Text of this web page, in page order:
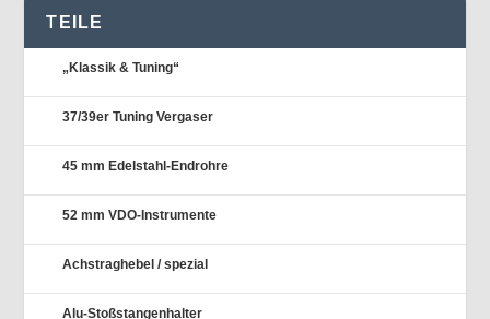
TEILE
„Klassik & Tuning“
37/39er Tuning Vergaser
45 mm Edelstahl-Endrohre
52 mm VDO-Instrumente
Achstraghebel / spezial
Alu-Stoßstangenhalter